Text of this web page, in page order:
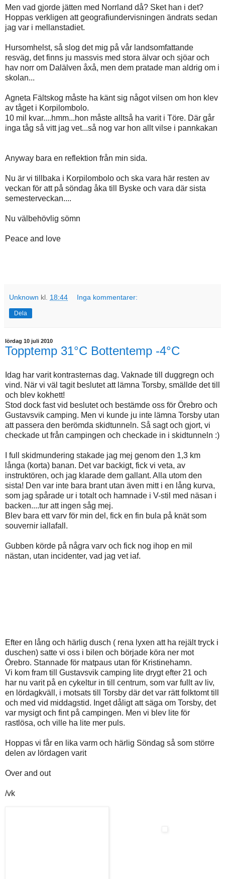
Men vad gjorde jätten med Norrland då? Sket han i det?
Hoppas verkligen att geografiundervisningen ändrats sedan
jag var i mellanstadiet.
Hursomhelst, så slog det mig på vår landsomfattande
resväg, det finns ju massvis med stora älvar och sjöar och
hav norr om Dalälven åxå, men dem pratade man aldrig om i
skolan...
Agneta Fältskog måste ha känt sig något vilsen om hon klev
av tåget i Korpilombolo.
10 mil kvar....hmm...hon måste alltså ha varit i Töre. Där går
inga tåg så vitt jag vet...så nog var hon allt vilse i pannkakan
Anyway bara en reflektion från min sida.
Nu är vi tillbaka i Korpilombolo och ska vara här resten av
veckan för att på söndag åka till Byske och vara där sista
semesterveckan....
Nu välbehövlig sömn
Peace and love
Unknown kl. 18:44 Inga kommentarer:
Dela
lördag 10 juli 2010
Topptemp 31°C Bottentemp -4°C
Idag har varit kontrasternas dag. Vaknade till duggregn och
vind. När vi väl tagit beslutet att lämna Torsby, smällde det till
och blev kokhett!
Stod dock fast vid beslutet och bestämde oss för Örebro och
Gustavsvik camping. Men vi kunde ju inte lämna Torsby utan
att passera den berömda skidtunneln. Så sagt och gjort, vi
checkade ut från campingen och checkade in i skidtunneln :)
I full skidmundering stakade jag mej genom den 1,3 km
långa (korta) banan. Det var backigt, fick vi veta, av
instruktören, och jag klarade dem gallant. Alla utom den
sista! Den var inte bara brant utan även mitt i en lång kurva,
som jag spårade ur i totalt och hamnade i V-stil med näsan i
backen....tur att ingen såg mej.
Blev bara ett varv för min del, fick en fin bula på knät som
souvernir iallafall.
Gubben körde på några varv och fick nog ihop en mil
nästan, utan incidenter, vad jag vet iaf.
Efter en lång och härlig dusch ( rena lyxen att ha rejält tryck i
duschen) satte vi oss i bilen och började köra ner mot
Örebro. Stannade för matpaus utan för Kristinehamn.
Vi kom fram till Gustavsvik camping lite drygt efter 21 och
har nu varit på en cykeltur in till centrum, som var fullt av liv,
en lördagkväll, i motsats till Torsby där det var rätt folktomt till
och med vid middagstid. Inget dåligt att säga om Torsby, det
var mysigt och fint på campingen. Men vi blev lite för
rastlösa, och ville ha lite mer puls.
Hoppas vi får en lika varm och härlig Söndag så som större
delen av lördagen varit
Over and out
/vk